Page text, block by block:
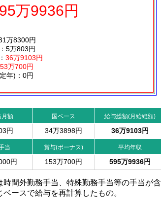
万9936円
万8300円
5万803円
36万9103円
万700円
年)：0円
月額 国ベース 給与総額(月給総額)
円 34万3898円 36万9103円
当 賞与(ボーナス) 平均年収
円 153万700円 595万9936円
間外勤務手当、特殊勤務手当等の手当が含
ースで給与を再計算したもの。